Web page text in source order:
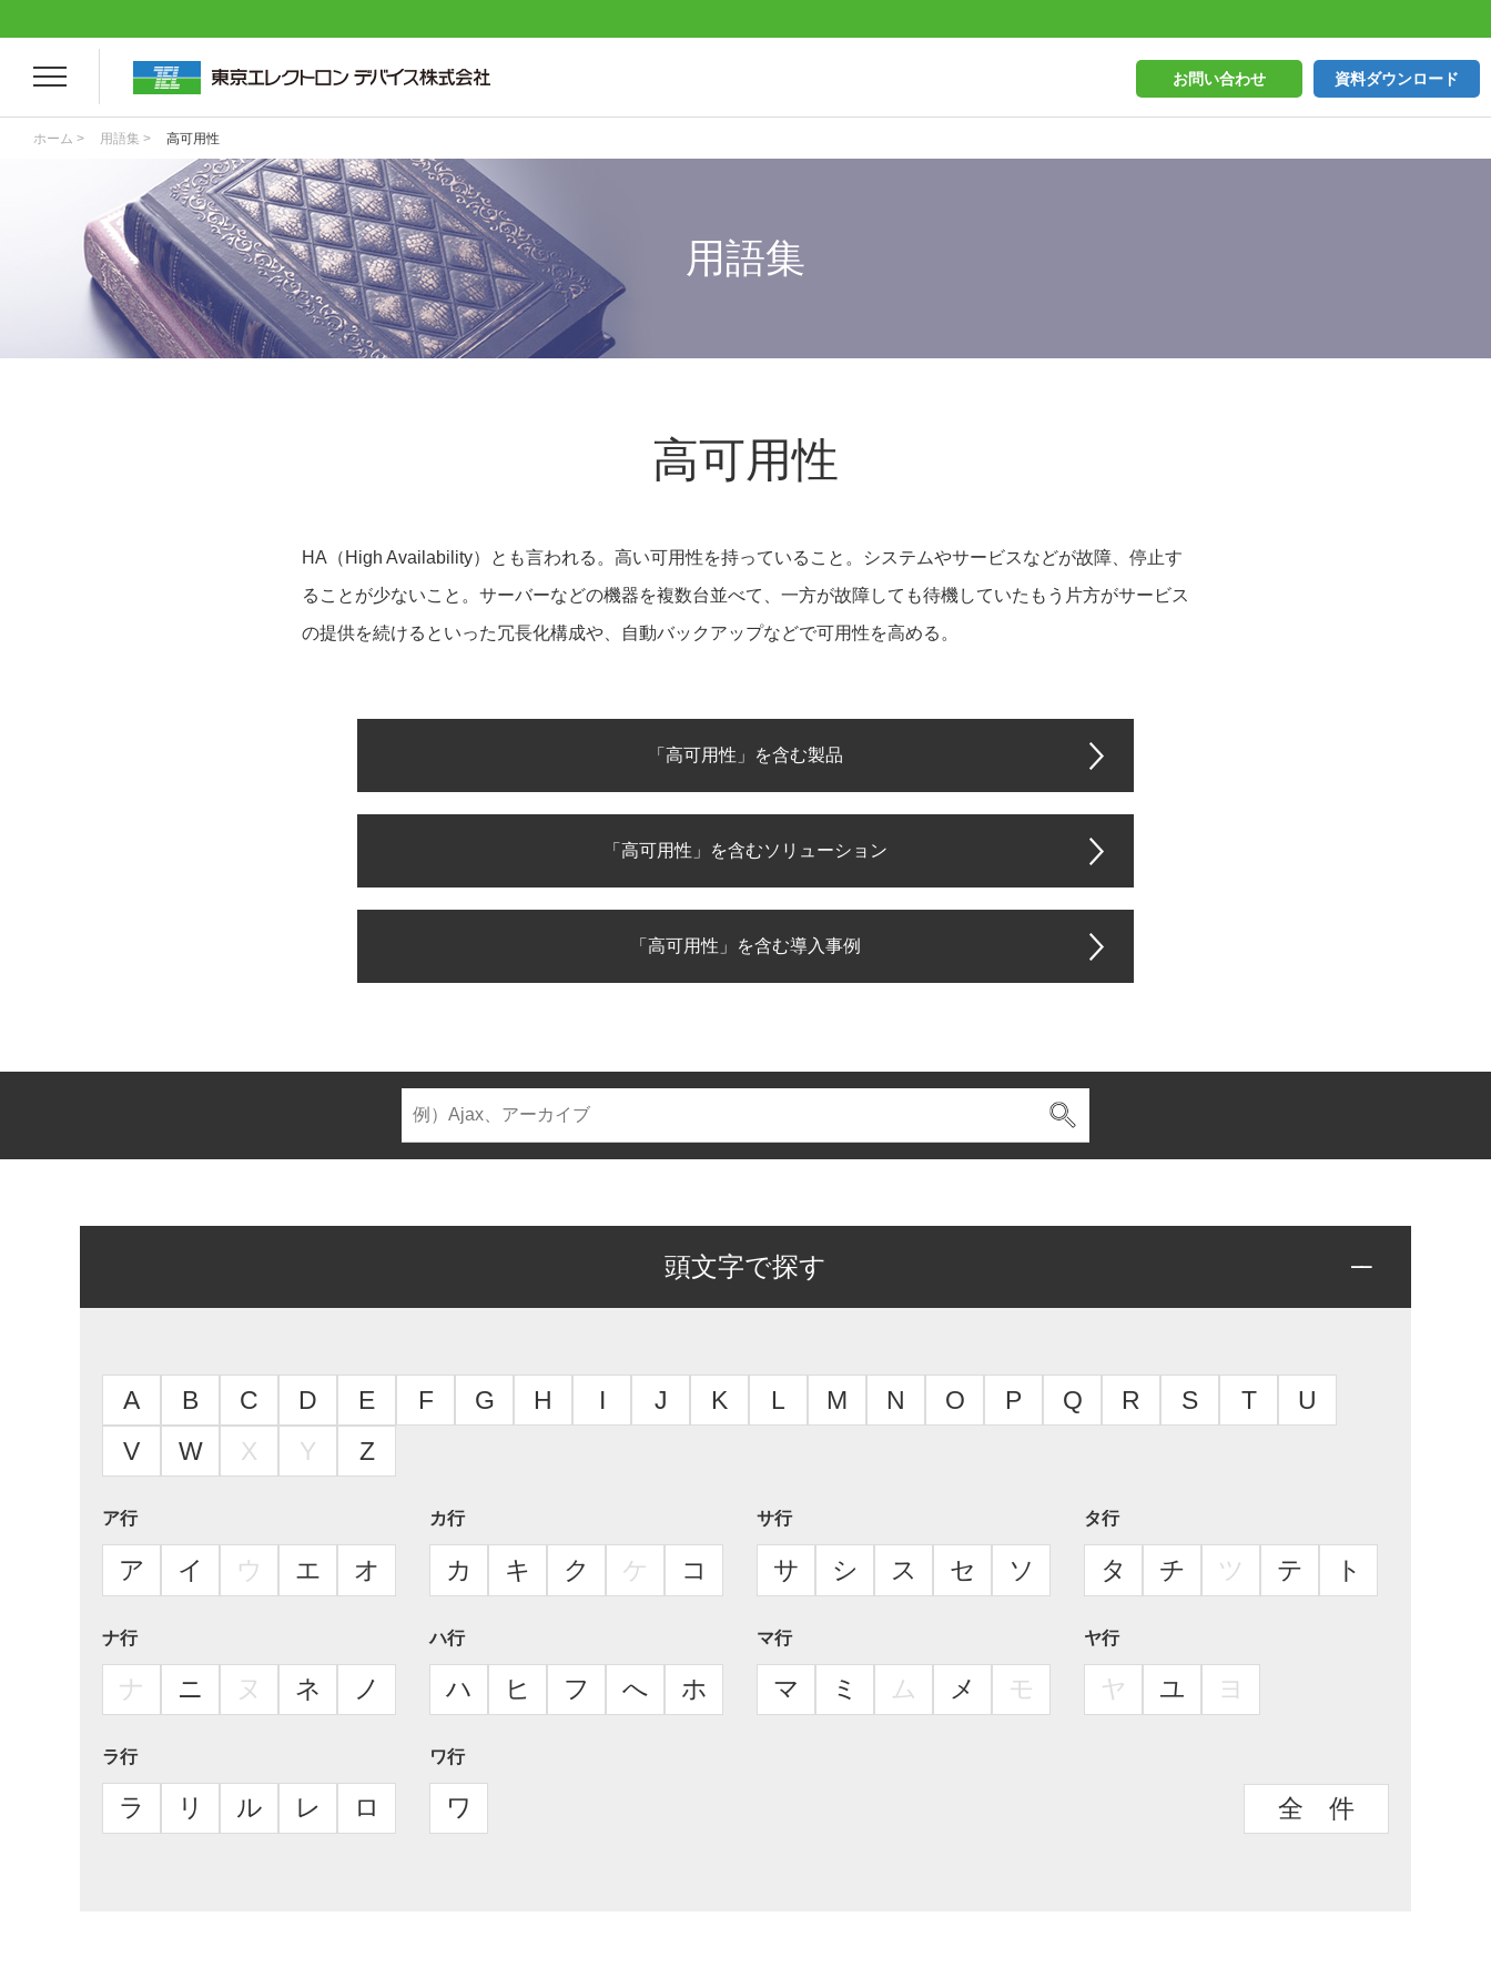
お問い合わせ 資料ダウンロード
ホーム > 用語集 > 高可用性
用語集
高可用性
HA（High Availability）とも言われる。高い可用性を持っていること。システムやサービスなどが故障、停止す
ることが少ないこと。サーバーなどの機器を複数台並べて、一方が故障しても待機していたもう片方がサービス
の提供を続けるといった冗長化構成や、自動バックアップなどで可用性を高める。
「高可用性」を含む製品
「高可用性」を含むソリューション
「高可用性」を含む導入事例
頭文字で探す
A B C D E F G H I J K L M N O P Q R S T
U
V
W X Y Z
ア行
ア イ ウ エ オ
カ行
カ キ ク ケ コ
サ行
サ シ ス セ ソ
タ行
タ チ ツ テ ト
ナ行
ナ ニ ヌ ネ ノ
ハ行
ハ ヒ フ へ ホ
マ行
マ ミ ム メ モ
ヤ行
ヤ ユ ヨ
ラ行
ラ リ ル レ ロ
ワ行
ワ 全 件